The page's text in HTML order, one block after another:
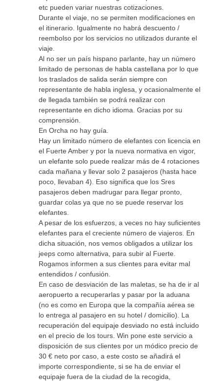
etc pueden variar nuestras cotizaciones.
Durante el viaje, no se permiten modificaciones en
el itinerario. Igualmente no habrá descuento /
reembolso por los servicios no utilizados durante el
viaje.
Al no ser un país hispano parlante, hay un número
limitado de personas de habla castellana por lo que
los traslados de salida serán siempre con
representante de habla inglesa, y ocasionalmente el
de llegada también se podrá realizar con
representante en dicho idioma. Gracias por su
comprensión.
En Orcha no hay guía.
Hay un limitado número de elefantes con licencia en
el Fuerte Amber y por la nueva normativa en vigor,
un elefante solo puede realizar más de 4 rotaciones
cada mañana y llevar solo 2 pasajeros (hasta hace
poco, llevaban 4). Eso significa que los Sres
pasajeros deben madrugar para llegar pronto,
guardar colas ya que no se puede reservar los
elefantes.
A pesar de los esfuerzos, a veces no hay suficientes
elefantes para el creciente número de viajeros. En
dicha situación, nos vemos obligados a utilizar los
jeeps como alternativa, para subir al Fuerte.
Rogamos informen a sus clientes para evitar mal
entendidos / confusión.
En caso de desviación de las maletas, se ha de ir al
aeropuerto a recuperarlas y pasar por la aduana
(no es como en Europa que la compañía aérea se
lo entrega al pasajero en su hotel / domicilio). La
recuperación del equipaje desviado no está incluido
en el precio de los tours. Win pone este servicio a
disposición de sus clientes por un módico precio de
30 € neto por caso, a este costo se añadirá el
importe correspondiente, si se ha de enviar el
equipaje fuera de la ciudad de la recogida,